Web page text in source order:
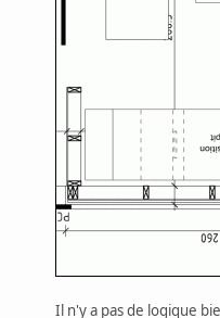
Il n'y a pas de logique